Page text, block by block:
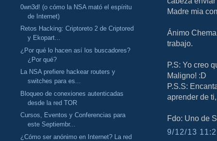
0wn3d! (o cómo la NSA mató el espíritu
de Internet)
Retos Hacking: Criptoreto 2 de Criptored
y Ekopart...
¿Por qué lo hacen así los buscadores?
¿Por qué?
La NSA prefiere hackear routers y
switches para es...
Bloqueo de conexiones autenticadas
desde la red TOR
Cursos, Eventos y Conferencias para
este Septiembr...
¿Cómo ser anónimo en Internet? La red
Madre mia
Ánimo
trabajo.
P.S: Yo creo
Maligno! :D
P.S.S:
aprender de
Fdo: Uno de
9/12/13